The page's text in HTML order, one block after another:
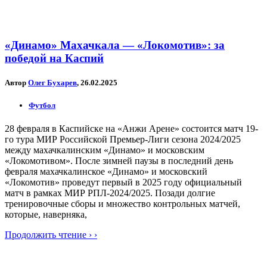
«Динамо» Махачкала — «Локомотив»: за
победой на Каспий
Автор Олег Бухарев, 26.02.2025
Футбол
28 февраля в Каспийске на «Анжи Арене» состоится матч 19-
го тура МИР Российской Премьер-Лиги сезона 2024/2025
между махачкалинским «Динамо» и московским
«Локомотивом». После зимней паузы в последний день
февраля махачкалинское «Динамо» и московский
«Локомотив» проведут первый в 2025 году официальный
матч в рамках МИР РПЛ-2024/2025. Позади долгие
тренировочные сборы и множество контрольных матчей,
которые, наверняка,
Продолжить чтение › ›